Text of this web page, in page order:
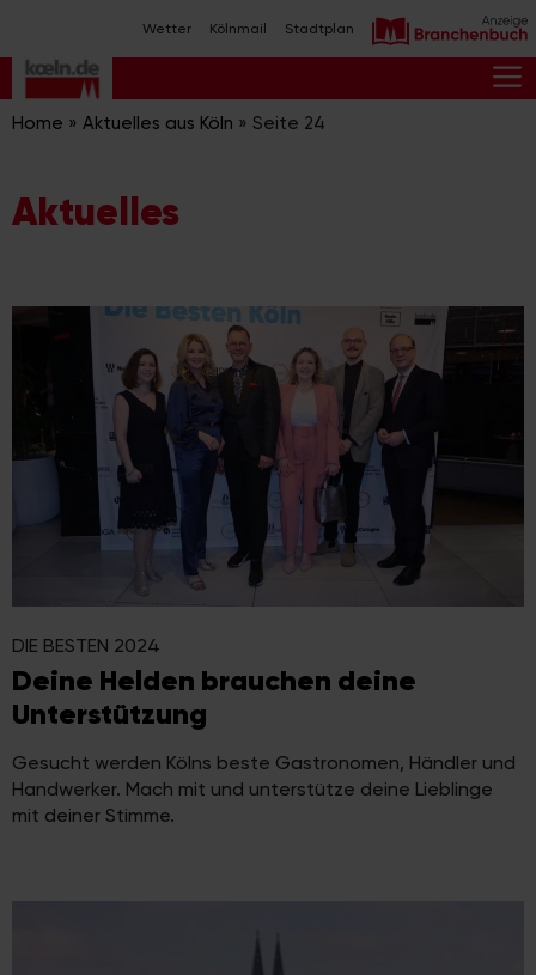
Inhalt
springen
Wetter Kölnmail Stadtplan
Home » Aktuelles aus Köln » Seite 24
Aktuelles
DIE BESTEN 2024
Deine Helden brauchen deine
Unterstützung
Gesucht werden Kölns beste Gastronomen, Händler und
Handwerker. Mach mit und unterstütze deine Lieblinge
mit deiner Stimme.